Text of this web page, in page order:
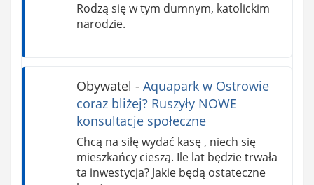
Rodzą się w tym dumnym, katolickim
narodzie.
Obywatel - Aquapark w Ostrowie
coraz bliżej? Ruszyły NOWE
konsultacje społeczne
Chcą na siłę wydać kasę , niech się
mieszkańcy cieszą. Ile lat będzie trwała
ta inwestycja? Jakie będą ostateczne